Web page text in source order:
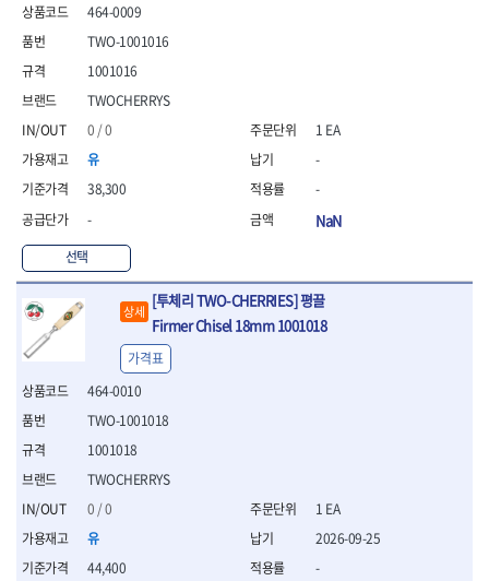
- 일자비트
- 임팩별비트
- 임팩포지비트
- 임팩십자비트
- 십자비트
- 임팩별비트소켓
- 임팩XZN비트소켓
- 십자비트소켓
- 일자비트소켓
- XZN비트
- 임팩XZN비트
- 라쳇핸들세트
- 사각비트
- 포지비트소켓
- 임팩포지비트소켓
- 뻰치
- 편구스패너
- 플라이어
- 니퍼
- 롱노우즈
- 스냅링플라이어
- 그룹조인트플라이어
464-0009
TWOCHERRYS
0 / 0
유
38,300
-
선택
TWO-1001016
1001016
1 EA
-
-
NaN
상세
[투체리 TWO-CHERRIES] 평끌
Firmer Chisel 18mm 1001018
464-0010
TWOCHERRYS
0 / 0
유
44,400
TWO-1001018
1001018
가격표
1 EA
2026-09-25
-